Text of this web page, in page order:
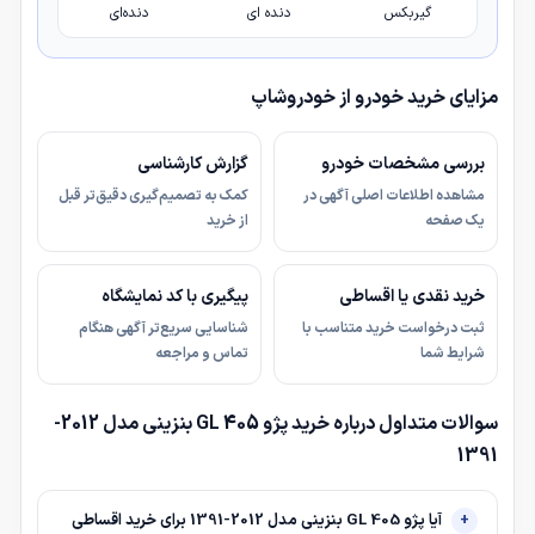
گیربکس دنده ای دنده‌ای
مزایای خرید خودرو از خودروشاپ
بررسی مشخصات خودرو
مشاهده اطلاعات اصلی آگهی در
یک صفحه
گزارش کارشناسی
کمک به تصمیم‌گیری دقیق‌تر قبل
از خرید
خرید نقدی یا اقساطی
ثبت درخواست خرید متناسب با
شرایط شما
پیگیری با کد نمایشگاه
شناسایی سریع‌تر آگهی هنگام
تماس و مراجعه
سوالات متداول درباره خرید پژو 405 GL بنزینی مدل 2012-
1391
آیا پژو 405 GL بنزینی مدل 2012-1391 برای خرید اقساطی